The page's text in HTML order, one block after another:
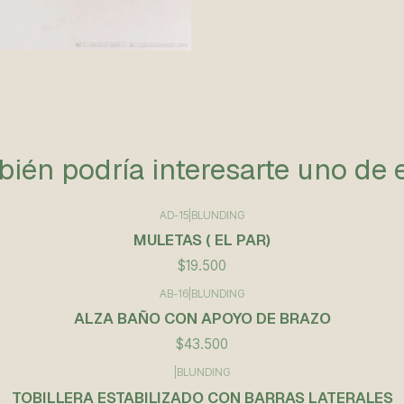
podría interesarte uno de
AD-15 BLUNDING
MULETAS ( EL PAR)
$19.500
AB-16 BLUNDING
ALZA BAÑO CON APOYO DE BRAZO
$43.500
BLUNDING
TOBILLERA ESTABILIZADO CON BARRAS LATERALES